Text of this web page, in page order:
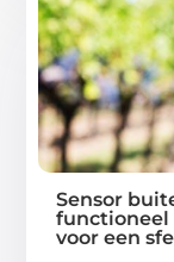
Sensor
functioneel
voor een